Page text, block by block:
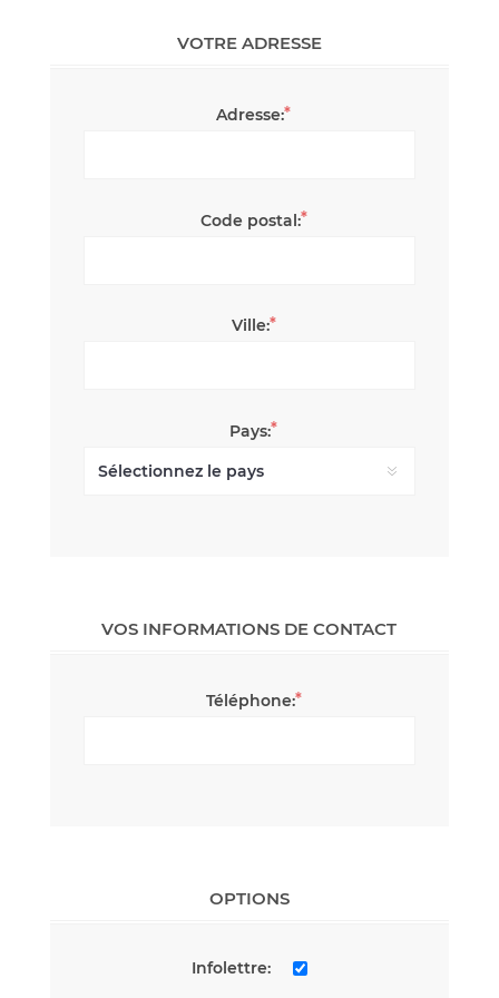
VOTRE ADRESSE
Adresse:*
Code postal:*
Ville:*
Pays:*
VOS INFORMATIONS DE CONTACT
Téléphone:*
OPTIONS
Infolettre: